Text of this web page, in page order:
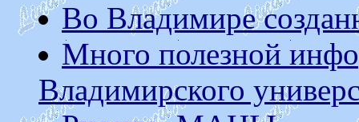
Во Владимире
Много полезной
Владимирского